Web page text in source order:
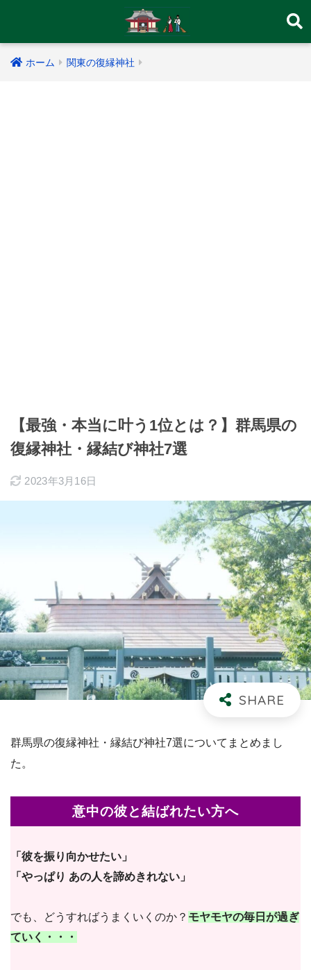
ホーム 関東の復縁神社
【最強・本当に叶う1位とは？】群馬県の
復縁神社・縁結び神社7選
2023年3月16日
群馬県の復縁神社・縁結び神社7選についてまとめまし
た。
意中の彼と結ばれたい方へ
「彼を振り向かせたい」
「やっぱり あの人を諦めきれない」
でも、どうすればうまくいくのか？ モヤモヤの毎日が過ぎ
ていく・・・